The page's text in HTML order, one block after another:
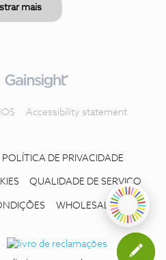
mais
Accessibility statement
POLÍTICA DE PRIVACIDADE
QUALIDADE DE SERVIÇO
WHOLESALE